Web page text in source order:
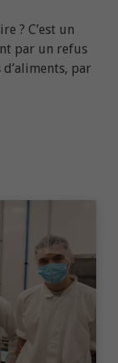
? C’est un
par un refus
par